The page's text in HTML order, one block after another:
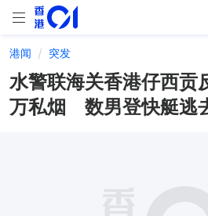
港闻 突发
水警联海关香港仔西
万私烟 数男登快艇逃